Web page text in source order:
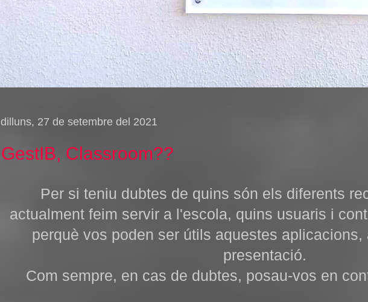
dilluns, 27 de setembre del 2021
GestIB, Classroom??
Per si teniu dubtes de quins són els diferents
actualment feim servir a l'escola, quins usuaris i
perquè vos poden ser útils aquestes aplicacions,
presentació.
Com sempre, en cas de dubtes, posau-vos en